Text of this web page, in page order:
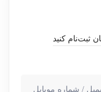
ثبت‌نام کنید